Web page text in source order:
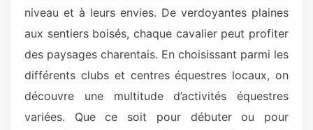
niveau et à leurs envies. De verdoyantes plaines
aux sentiers boisés, chaque cavalier peut profiter
des paysages charentais. En choisissant parmi les
différents clubs et centres équestres locaux, on
découvre une multitude d’activités équestres
variées. Que ce soit pour débuter ou pour